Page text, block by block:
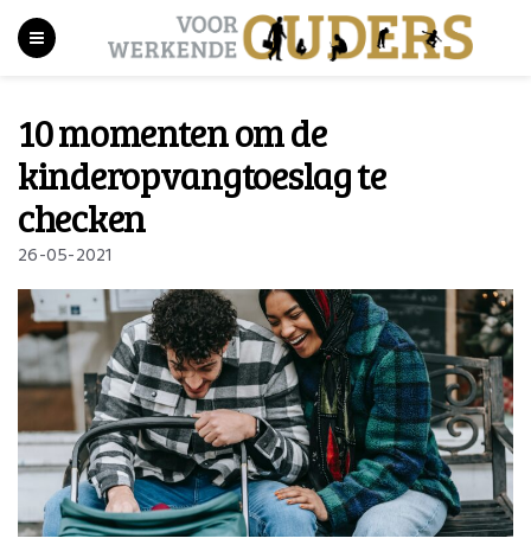
10 momenten om de
kinderopvangtoeslag te
checken
26-05-2021